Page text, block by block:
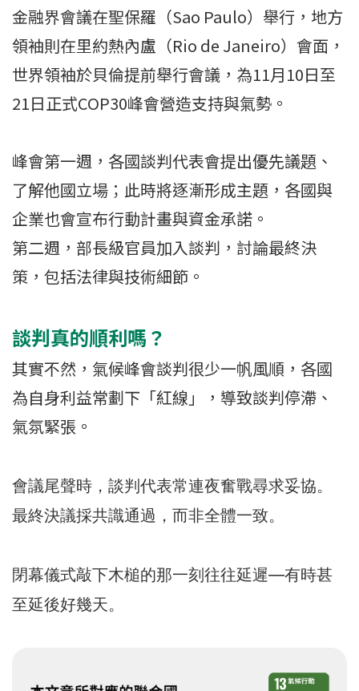
金融界會議在聖保羅（Sao Paulo）舉行，地方
領袖則在里約熱內盧（Rio de Janeiro）會面，
世界領袖於貝倫提前舉行會議，為11月10日至
21日正式COP30峰會營造支持與氣勢。
峰會第一週，各國談判代表會提出優先議題、
了解他國立場；此時將逐漸形成主題，各國與
企業也會宣布行動計畫與資金承諾。
第二週，部長級官員加入談判，討論最終決
策，包括法律與技術細節。
談判真的順利嗎？
其實不然，氣候峰會談判很少一帆風順，各國
為自身利益常劃下「紅線」，導致談判停滯、
氣氛緊張。
會議尾聲時，談判代表常連夜奮戰尋求妥協。
最終決議採共識通過，而非全體一致。
閉幕儀式敲下木槌的那一刻往往延遲—有時甚
至延後好幾天。